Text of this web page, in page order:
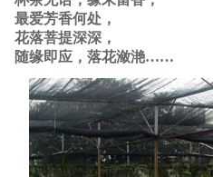
最爱芳香何处，
花落菩提深深，
随缘即应，落花潋滟……